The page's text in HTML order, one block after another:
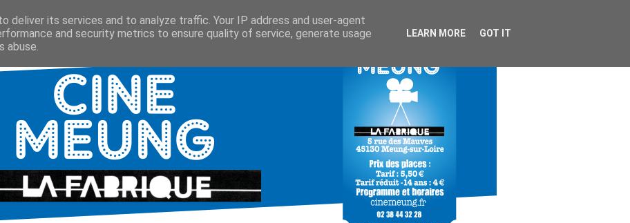
deliver its services and to analyze traffic. Your IP address and user-agent
and security metrics to ensure quality of service, generate usage
abuse.
LEARN MORE GOT IT